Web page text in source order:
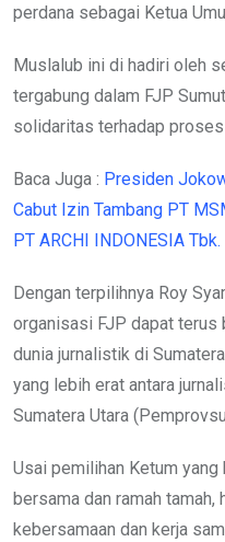
perdana sebagai Ketua
Muslalub ini di hadiri oleh
tergabung dalam FJP
solidaritas terhadap
Baca Juga : Presiden
Cabut Izin Tambang PT
PT ARCHI INDONESIA Tbk.
Dengan terpilihnya Roy
organisasi FJP dapat terus
dunia jurnalistik di
yang lebih erat antara
Sumatera Utara
Usai pemilihan Ketum
bersama dan ramah
kebersamaan dan kerja